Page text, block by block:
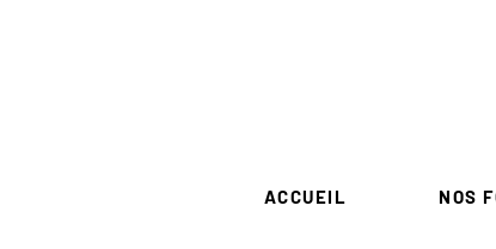
ACCUEIL NOS